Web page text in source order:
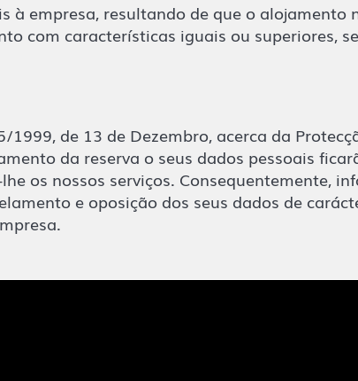
à empresa, resultando de que o alojamento
com características iguais ou superiores,
de 13 de Dezembro, acerca da
da reserva o seus dados pessoais
os nossos serviços. Consequentemente,
e oposição dos seus dados de